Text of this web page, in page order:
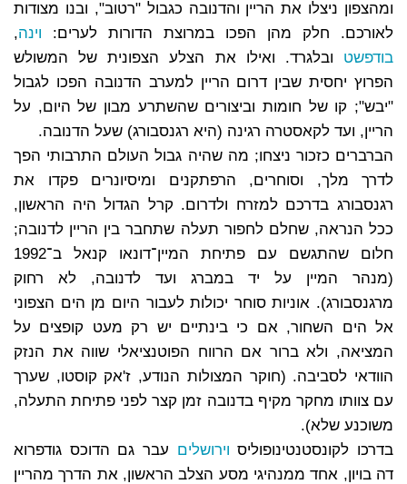
ומהצפון ניצלו את הריין והדנובה כגבול "רטוב", ובנו מצודות
לאורכם. חלק מהן הפכו במרוצת הדורות לערים: וינה,
בודפשט ובלגרד. ואילו את הצלע הצפונית של המשולש
הפרוץ יחסית שבין דרום הריין למערב הדנובה הפכו לגבול
"יבש"; קו של חומות וביצורים שהשתרע מבון של היום, על
הריין, ועד לקאסטרה רגינה (היא רגנסבורג) שעל הדנובה.
הברברים כזכור ניצחו; מה שהיה גבול העולם התרבותי הפך
לדרך מלך, וסוחרים, הרפתקנים ומיסיונרים פקדו את
רגנסבורג בדרכם למזרח ולדרום. קרל הגדול היה הראשון,
ככל הנראה, שחלם לחפור תעלה שתחבר בין הריין לדנובה;
חלום שהתגשם עם פתיחת המיין־דונאו קנאל ב־1992
(מנהר המיין על יד במברג ועד לדנובה, לא רחוק
מרגנסבורג). אוניות סוחר יכולות לעבור היום מן הים הצפוני
אל הים השחור, אם כי בינתיים יש רק מעט קופצים על
המציאה, ולא ברור אם הרווח הפוטנציאלי שווה את הנזק
הוודאי לסביבה. (חוקר המצולות הנודע, ז'אק קוסטו, שערך
עם צוותו מחקר מקיף בדנובה זמן קצר לפני פתיחת התעלה,
משוכנע שלא).
בדרכו לקונסטנטינופוליס וירושלים עבר גם הדוכס גודפרוא
דה בויון, אחד ממנהיגי מסע הצלב הראשון, את הדרך מהריין